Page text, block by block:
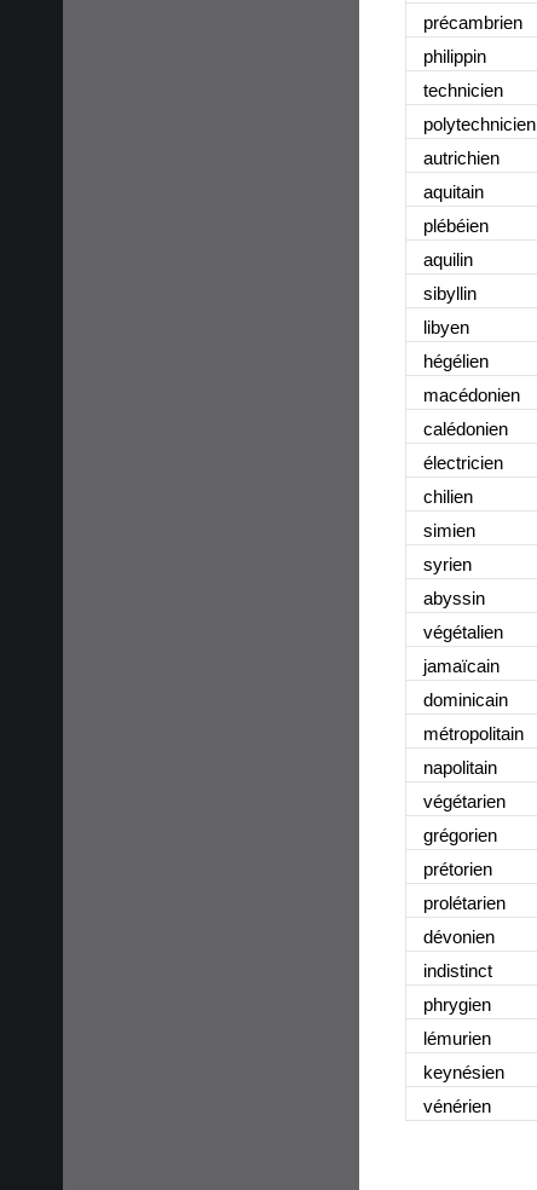
précambrien
philippin
technicien
polytechnicien
autrichien
aquitain
plébéien
aquilin
sibyllin
libyen
hégélien
macédonien
calédonien
électricien
chilien
simien
syrien
abyssin
végétalien
jamaïcain
dominicain
métropolitain
napolitain
végétarien
grégorien
prétorien
prolétarien
dévonien
indistinct
phrygien
lémurien
keynésien
vénérien